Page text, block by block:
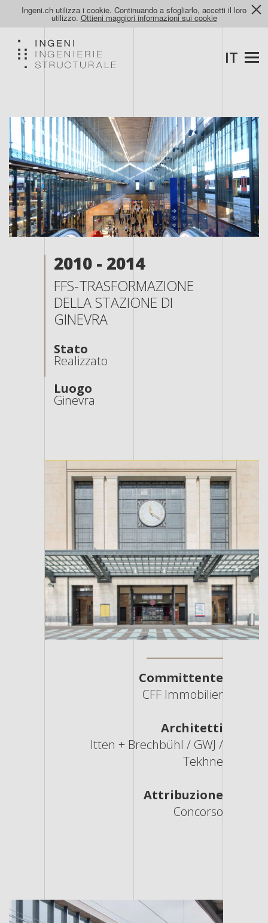
Ingeni.ch utilizza i cookie. Continuando a sfogliarlo, accetti il loro
utilizzo. Ottieni maggiori informazioni sui cookie
IT
2010 - 2014
FFS-TRASFORMAZIONE
DELLA STAZIONE DI
GINEVRA
Stato
Realizzato
Luogo
Ginevra
Committente
CFF Immobilier
Architetti
Itten + Brechbühl / GWJ /
Tekhne
Attribuzione
Concorso